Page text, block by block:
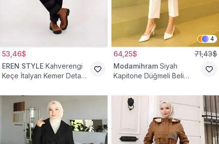
53,46$
EREN STYLE Kahverengi
Keçe İtalyan Kemer Detaylı
4
64,25$ 71,43$
Modamihram Siyah
Kapitone Düğmeli Beli